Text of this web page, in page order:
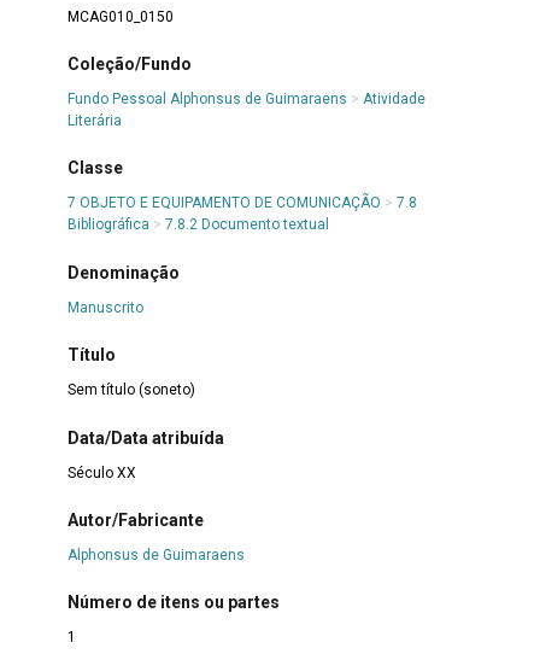
MCAG010_0150
Coleção/Fundo
Fundo Pessoal Alphonsus de Guimaraens > Atividade
Literária
Classe
7 OBJETO E EQUIPAMENTO DE COMUNICAÇÃO > 7.8
Bibliográfica > 7.8.2 Documento textual
Denominação
Manuscrito
Título
Sem título (soneto)
Data/Data atribuída
Século XX
Autor/Fabricante
Alphonsus de Guimaraens
Número de itens ou partes
1